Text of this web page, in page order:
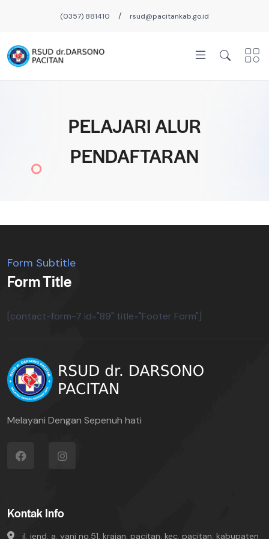
(0357) 881410 / rsud@pacitankab.go.id
PELAJARI ALUR
PENDAFTARAN
Form Subtitle
Form Title
[contact-form-7 id="89" title="Footer Form"]
Melayani Dengan Sepenuh hati
Kontak Info
jl. jend. a. yani no.51, krajan, pacitan, kec. pacitan, kabupaten